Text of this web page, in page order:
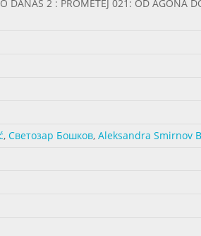
DANAS 2 : PROMETEJ 021: OD AGONA
, Светозар Бошков, Aleksandra Smirnov